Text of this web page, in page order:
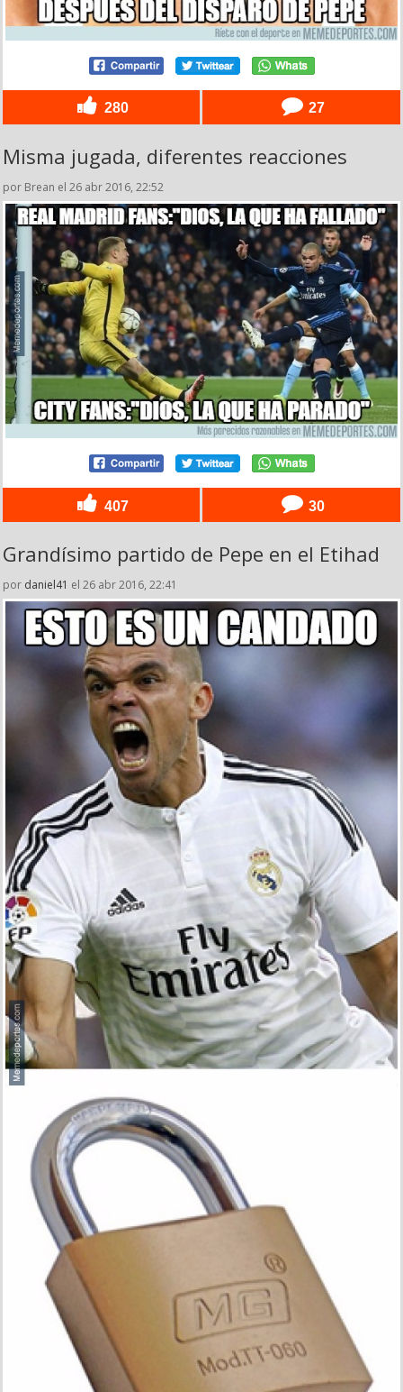
280 27
Misma jugada, diferentes reacciones
por Brean el 26 abr 2016, 22:52
407 30
Grandísimo partido de Pepe en el Etihad
por daniel41 el 26 abr 2016, 22:41